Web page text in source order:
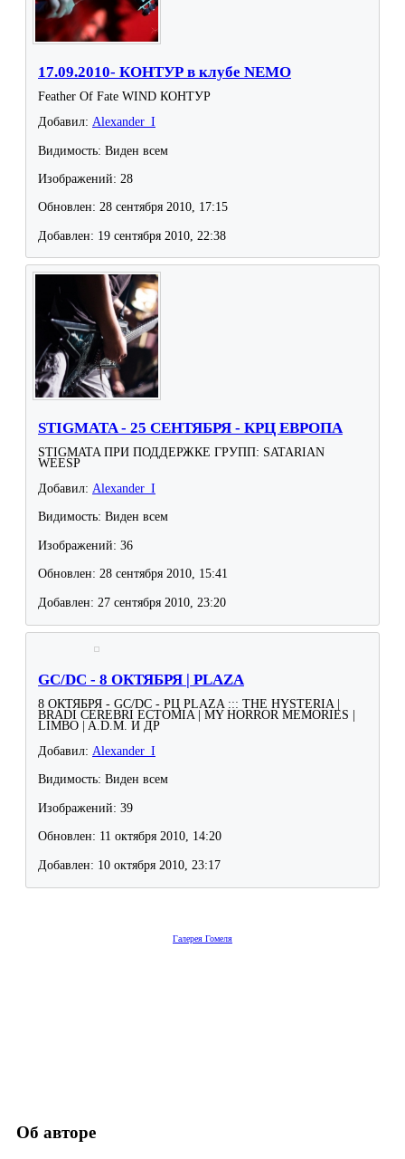
17.09.2010- КОНТУР в клубе NEMO
Feather Of Fate WIND КОНТУР
Добавил: Alexander_I
Видимость: Виден всем
Изображений: 28
Обновлен: 28 сентября 2010, 17:15
Добавлен: 19 сентября 2010, 22:38
STIGMATA - 25 СЕНТЯБРЯ - КРЦ ЕВРОПА
STIGMATA ПРИ ПОДДЕРЖКЕ ГРУПП: SATARIAN
WEESP
Добавил: Alexander_I
Видимость: Виден всем
Изображений: 36
Обновлен: 28 сентября 2010, 15:41
Добавлен: 27 сентября 2010, 23:20
GC/DC - 8 ОКТЯБРЯ | PLAZA
8 ОКТЯБРЯ - GC/DC - РЦ PLAZA ::: THE HYSTERIA |
BRADI CEREBRI ECTOMIA | MY HORROR MEMORIES |
LIMBO | A.D.M. И ДР
Добавил: Alexander_I
Видимость: Виден всем
Изображений: 39
Обновлен: 11 октября 2010, 14:20
Добавлен: 10 октября 2010, 23:17
Галерея Гомеля
Об авторе